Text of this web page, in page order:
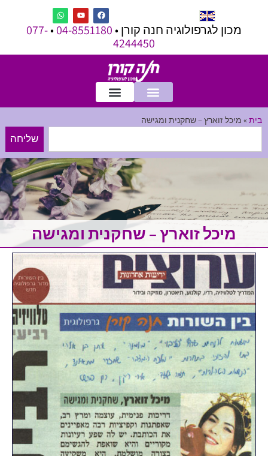
מכון לגרפולוגיה חנה קורן •04-8551180
•
077-
4244450
בית » מיכל זוארץ – שחקנית ומגישה
שליחה
מיכל זוארץ – שחקנית ומגישה